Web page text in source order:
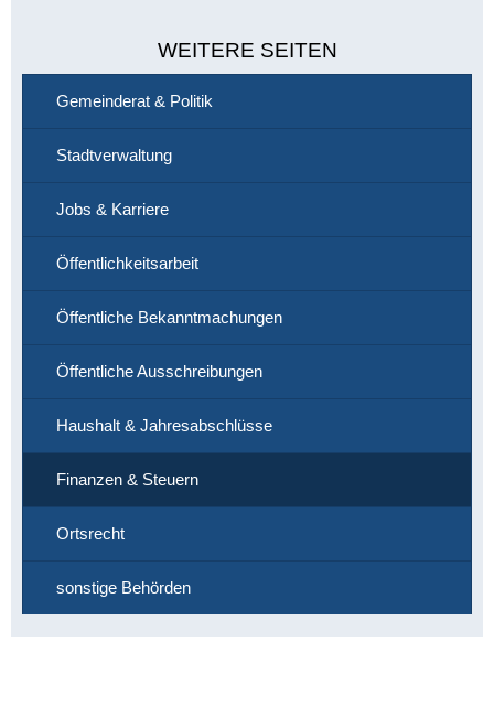
WEITERE SEITEN
Gemeinderat & Politik
Stadtverwaltung
Jobs & Karriere
Öffentlichkeitsarbeit
Öffentliche Bekanntmachungen
Öffentliche Ausschreibungen
Haushalt & Jahresabschlüsse
Finanzen & Steuern
Ortsrecht
sonstige Behörden